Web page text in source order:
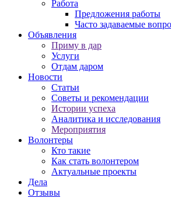
Работа
Предложения работы
Часто задаваемые
Объявления
Приму в дар
Услуги
Отдам даром
Новости
Статьи
Советы и рекомендации
Истории успеха
Аналитика и исследования
Мероприятия
Волонтеры
Кто такие
Как стать волонтером
Актуальные проекты
Дела
Отзывы